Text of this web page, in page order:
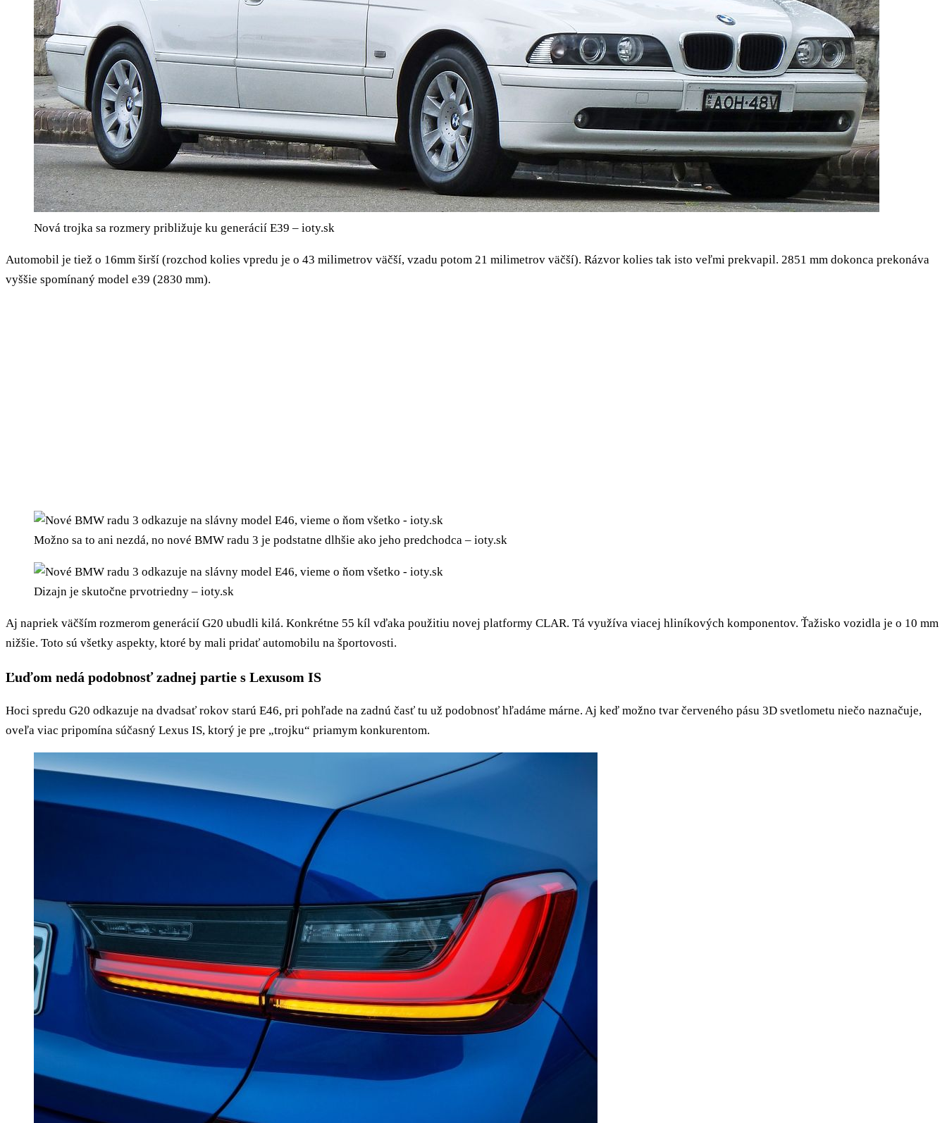
Nová trojka sa rozmery približuje ku generácií E39 – ioty.sk
Automobil je tiež o 16mm širší (rozchod kolies vpredu je o 43 milimetrov väčší, vzadu potom 21 milimetrov väčší). Rázvor kolies tak isto veľmi prekvapil. 2851 mm dokonca prekonáva
vyššie spomínaný model e39 (2830 mm).
Možno sa to ani nezdá, no nové BMW radu 3 je podstatne dlhšie ako jeho predchodca – ioty.sk
Dizajn je skutočne prvotriedny – ioty.sk
Aj napriek väčším rozmerom generácií G20 ubudli kilá. Konkrétne 55 kíl vďaka použitiu novej platformy CLAR. Tá využíva viacej hliníkových komponentov. Ťažisko vozidla je o 10 mm
nižšie. Toto sú všetky aspekty, ktoré by mali pridať automobilu na športovosti.
Ľuďom nedá podobnosť zadnej partie s Lexusom IS
Hoci spredu G20 odkazuje na dvadsať rokov starú E46, pri pohľade na zadnú časť tu už podobnosť hľadáme márne. Aj keď možno tvar červeného pásu 3D svetlometu niečo naznačuje,
oveľa viac pripomína súčasný Lexus IS, ktorý je pre „trojku“ priamym konkurentom.